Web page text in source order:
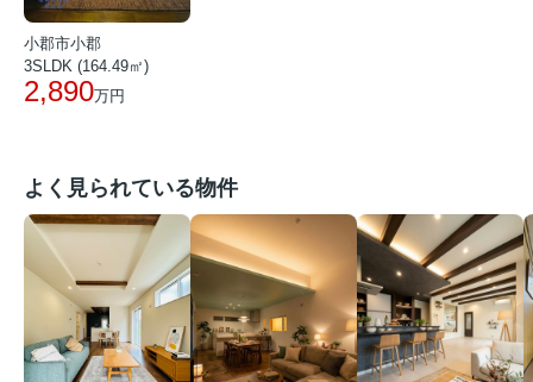
小郡市小郡
3SLDK (164.49㎡)
2,890万円
よく見られている物件